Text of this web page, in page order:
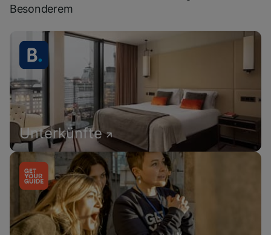
Besonderem
Unterkünfte